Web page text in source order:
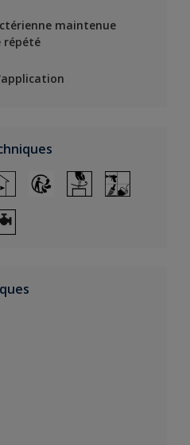
maintenue
répété